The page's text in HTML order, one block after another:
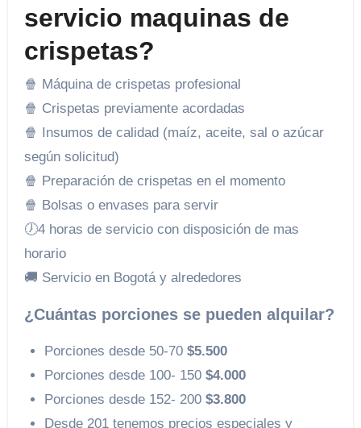
servicio maquinas de
crispetas?
🍿 Máquina de crispetas profesional
🍿 Crispetas previamente acordadas
🍿 Insumos de calidad (maíz, aceite, sal o azúcar
según solicitud)
🍿 Preparación de crispetas en el momento
🍿 Bolsas o envases para servir
🕖4 horas de servicio con disposición de mas
horario
🚚 Servicio en Bogotá y alrededores
¿Cuántas porciones se pueden alquilar?
Porciones desde 50-70$5.500
Porciones desde 100- 150$4.000
Porciones desde 152- 200$3.800
Desde 201 tenemos precios especiales y